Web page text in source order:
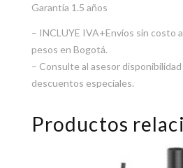
Garantía 1.5 años
– INCLUYE IVA+Envíos sin costo
pesos en Bogotá.
– Consulte al asesor
descuentos especiales.
Productos